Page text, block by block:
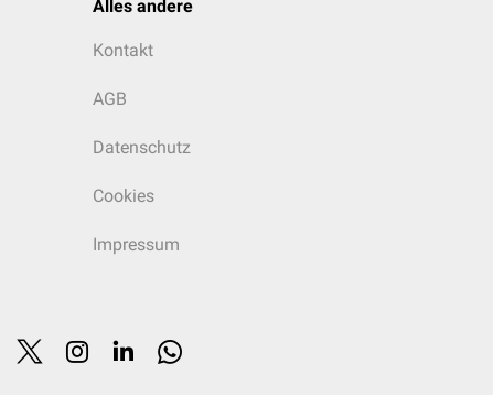
Alles andere
Kontakt
AGB
Datenschutz
Cookies
Impressum